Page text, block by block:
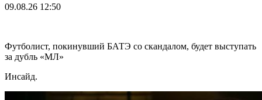
09.08.26 12:50
Футболист, покинувший БАТЭ со скандалом, будет выступать
за дубль «МЛ»
Инсайд.